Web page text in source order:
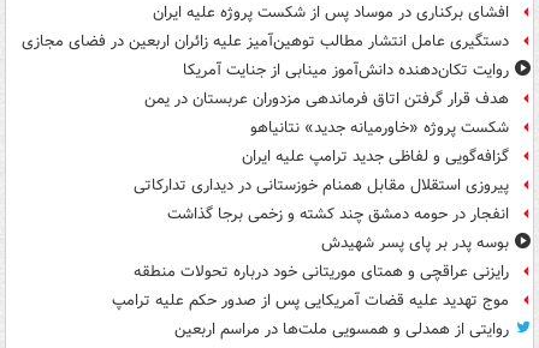
افشای برکناری در موساد پس از شکست پروژه علیه ایران
دستگیری عامل انتشار مطالب توهین‌آمیز علیه زائران اربعین در فضای مجازی
روایت تکان‌دهنده دانش‌آموز مینابی از جنایت آمریکا
هدف قرار گرفتن اتاق‌ فرماندهی مزدوران عربستان در یمن
شکست پروژه «خاورمیانه جدید» نتانیاهو
گزافه‌گویی و لفاظی جدید ترامپ علیه ایران
پیروزی استقلال مقابل همنام خوزستانی در دیداری تدارکاتی
انفجار در حومه دمشق چند کشته و زخمی برجا گذاشت
بوسه‌ پدر بر پای پسر شهیدش
رایزنی عراقچی و همتای موریتانی خود درباره تحولات منطقه
موج تهدید علیه قضات آمریکایی پس از صدور حکم علیه ترامپ
روایتی از همدلی و همسویی ملت‌ها در مراسم اربعین